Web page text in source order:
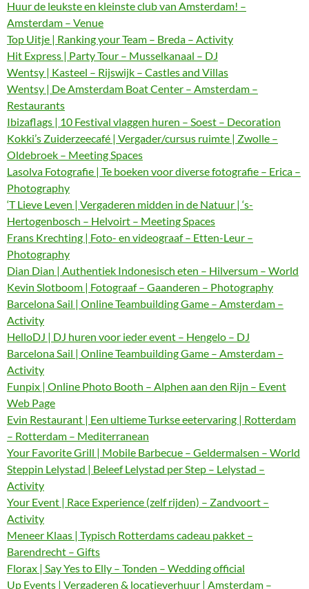
Huur de leukste en kleinste club van Amsterdam! –
Amsterdam – Venue
Top Uitje | Ranking your Team – Breda – Activity
Hit Express | Party Tour – Musselkanaal – DJ
Wentsy | Kasteel – Rijswijk – Castles and Villas
Wentsy | De Amsterdam Boat Center – Amsterdam –
Restaurants
Ibizaflags | 10 Festival vlaggen huren – Soest – Decoration
Kokki’s Zuiderzeecafé | Vergader/cursus ruimte | Zwolle –
Oldebroek – Meeting Spaces
Lasolva Fotografie | Te boeken voor diverse fotografie – Erica –
Photography
‘T Lieve Leven | Vergaderen midden in de Natuur | ‘s-
Hertogenbosch – Helvoirt – Meeting Spaces
Frans Krechting | Foto- en videograaf – Etten-Leur –
Photography
Dian Dian | Authentiek Indonesisch eten – Hilversum – World
Kevin Slotboom | Fotograaf – Gaanderen – Photography
Barcelona Sail | Online Teambuilding Game – Amsterdam –
Activity
HelloDJ | DJ huren voor ieder event – Hengelo – DJ
Barcelona Sail | Online Teambuilding Game – Amsterdam –
Activity
Funpix | Online Photo Booth – Alphen aan den Rijn – Event
Web Page
Evin Restaurant | Een ultieme Turkse eetervaring | Rotterdam
– Rotterdam – Mediterranean
Your Favorite Grill | Mobile Barbecue – Geldermalsen – World
Steppin Lelystad | Beleef Lelystad per Step – Lelystad –
Activity
Your Event | Race Experience (zelf rijden) – Zandvoort –
Activity
Meneer Klaas | Typisch Rotterdams cadeau pakket –
Barendrecht – Gifts
Florax | Say Yes to Elly – Tonden – Wedding official
Up Events | Vergaderen & locatieverhuur | Amsterdam –